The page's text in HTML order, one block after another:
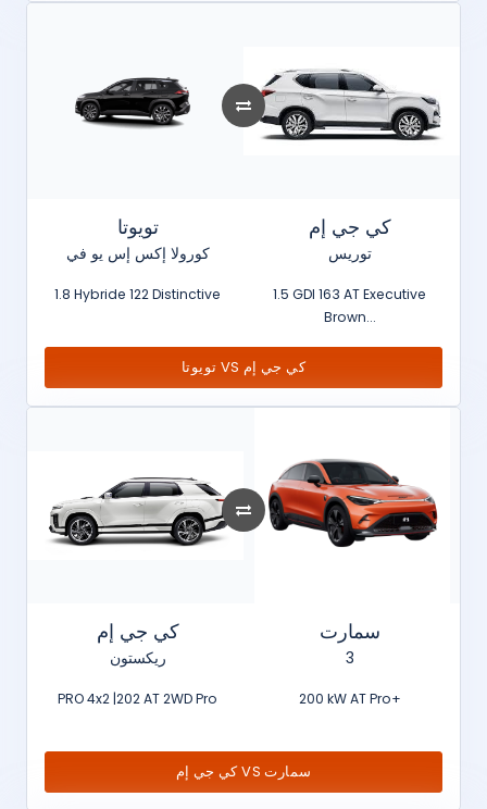
تويوتا
كورولا إكس إس يو في
1.8 Hybride 122 Distinctive
كي جي إم
توريس
1.5 GDI 163 AT Executive
Brown...
تويوتا VS كي جي إم
كي جي إم
ريكستون
PRO 4x2 |202 AT 2WD Pro
سمارت
3
200 kW AT Pro+
كي جي إم VS سمارت